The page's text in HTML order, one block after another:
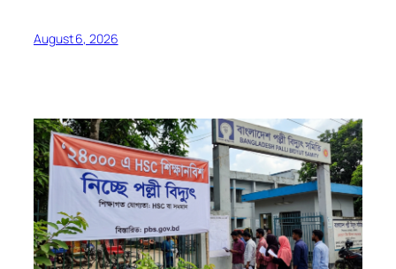
August 6, 2026